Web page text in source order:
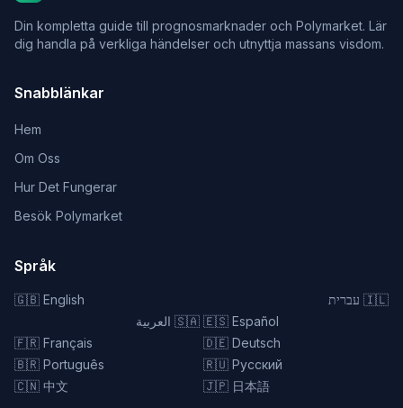
Din kompletta guide till prognosmarknader och Polymarket. Lär
dig handla på verkliga händelser och utnyttja massans visdom.
Snabblänkar
Hem
Om Oss
Hur Det Fungerar
Besök Polymarket
Språk
🇬🇧 English 🇮🇱 עברית
🇸🇦 العربية 🇪🇸 Español
🇫🇷 Français 🇩🇪 Deutsch
🇧🇷 Português 🇷🇺 Русский
🇨🇳 中文 🇯🇵 日本語